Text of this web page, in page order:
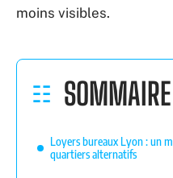
moins visibles.
SOMMAIRE
Loyers bureaux Lyon : un
quartiers alternatifs